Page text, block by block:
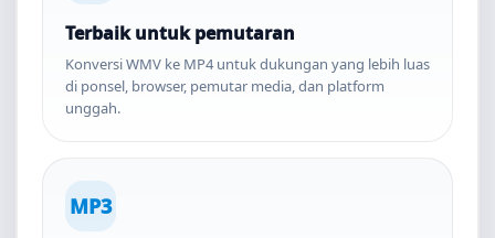
Terbaik untuk pemutaran
Konversi WMV ke MP4 untuk dukungan yang lebih luas
di ponsel, browser, pemutar media, dan platform
unggah.
MP3